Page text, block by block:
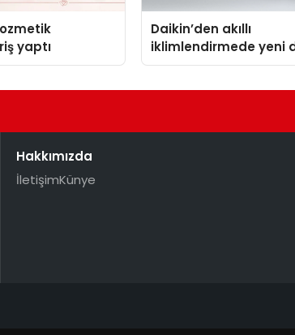
yaptı
Daikin’den akıllı
iklimlendirmede yeni
Madoka Plus
Hakkımızda
İletişimKünye